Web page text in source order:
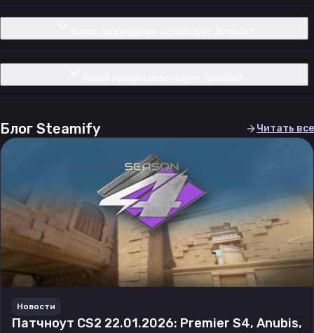
Блог Steamify Читать все
Новости
Патчноут CS2 22.01.2026: Premier S4, Anubis,